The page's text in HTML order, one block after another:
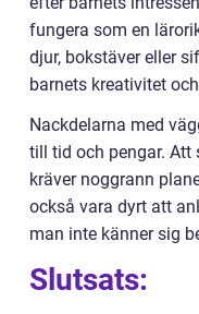
fungera som en
djur, bokstäver eller
barnets kreativitet
Nackdelarna med
till tid och pengar. Att
kräver noggrann
också vara dyrt att
man inte känner sig
Slutsats: